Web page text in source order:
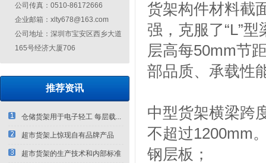
公司传真：0510-86172666
企业邮箱：xlty678@163.com
公司地址：深圳市宝安区西乡大道
165号经济大厦706
推荐资讯
仓储货架用于电子轻工 每层载...
超市货架上惊现自有品牌产品
超市货架的生产技术和内部标准
货架构件材料截
强，克服了“L”
层高每50mm节
部品质、承载性
中型货架横梁跨
不超过1200mm
钢层板；